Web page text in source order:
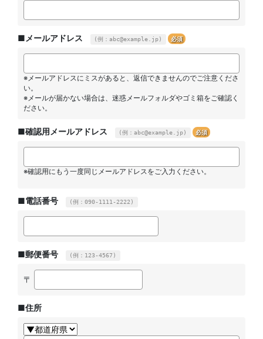
■メールアドレス (例：abc@example.jp) 必須
※メールアドレスにミスがあると、返信できませんのでご注意くださ
い。
※メールが届かない場合は、迷惑メールフォルダやゴミ箱をご確認く
ださい。
■確認用メールアドレス (例：abc@example.jp) 必須
※確認用にもう一度同じメールアドレスをご入力ください。
■電話番号 (例：090-1111-2222)
■郵便番号 (例：123-4567)
〒
■住所